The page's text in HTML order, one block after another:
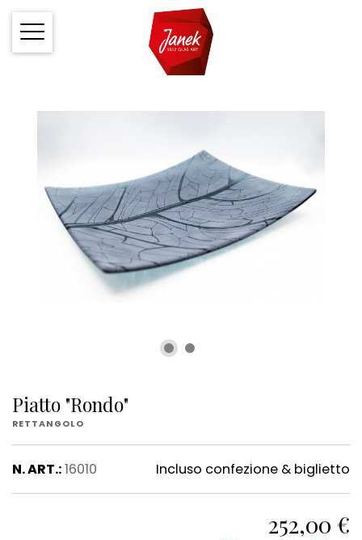
Piatto "Rondo"
RETTANGOLO
N. ART.:16010 Incluso confezione & biglietto
252,00 €